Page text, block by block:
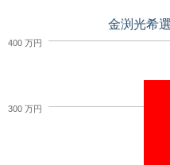
金渕光希
300 万円
400 万円